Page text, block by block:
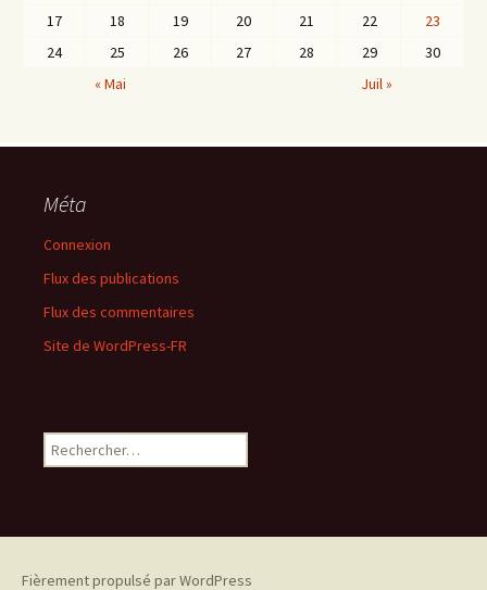
17
18 19 20 21 22
23
24
25 26 27 28 29
30
« Mai
Juil »
Méta
Connexion
Flux des publications
Flux des commentaires
Site de WordPress-FR
Rechercher :
Fièrement propulsé par WordPress